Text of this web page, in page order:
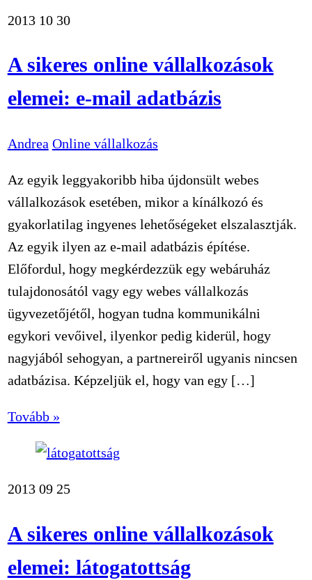
2013 10 30
A sikeres online vállalkozások
elemei: e-mail adatbázis
Andrea Online vállalkozás
Az egyik leggyakoribb hiba újdonsült webes
vállalkozások esetében, mikor a kínálkozó és
gyakorlatilag ingyenes lehetőségeket elszalasztják.
Az egyik ilyen az e-mail adatbázis építése.
Előfordul, hogy megkérdezzük egy webáruház
tulajdonosától vagy egy webes vállalkozás
ügyvezetőjétől, hogyan tudna kommunikálni
egykori vevőivel, ilyenkor pedig kiderül, hogy
nagyjából sehogyan, a partnereiről ugyanis nincsen
adatbázisa. Képzeljük el, hogy van egy […]
Tovább »
2013 09 25
A sikeres online vállalkozások
elemei: látogatottság